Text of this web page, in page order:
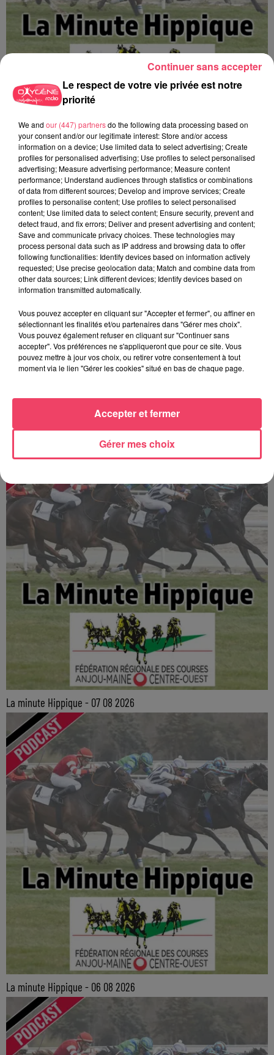
La minute Hippique - 08 08 2026
Sillé-le-Guillaume : une journée de courses au cœur de la forêt
La minute Hippique - 07 08 2026
La minute Hippique - 06 08 2026
Le respect de votre vie privée est notre
priorité
We and our (447) partnersdo the following data processing based on
your consent and/or our legitimate interest: Store and/or access
information on a device; Use limited data to select advertising; Create
profiles for personalised advertising; Use profiles to select personalised
advertising; Measure advertising performance; Measure content
performance; Understand audiences through statistics or combinations
of data from different sources; Develop and improve services; Create
profiles to personalise content; Use profiles to select personalised
content; Use limited data to select content; Ensure security, prevent and
detect fraud, and fix errors; Deliver and present advertising and content;
Save and communicate privacy choices. These technologies may
process personal data such as IP address and browsing data to offer
following functionalities: Identify devices based on information actively
requested; Use precise geolocation data; Match and combine data from
other data sources; Link different devices; Identify devices based on
information transmitted automatically.
Vous pouvez accepter en cliquant sur "Accepter et fermer", ou affiner en
sélectionnant les finalités et/ou partenaires dans "Gérer mes choix".
Vous pouvez également refuser en cliquant sur "Continuer sans
accepter". Vos préférences ne s'appliqueront que pour ce site. Vous
pouvez mettre à jour vos choix, ou retirer votre consentement à tout
moment via le lien "Gérer les cookies" situé en bas de chaque page.
Gérer mes choix
Accepter et fermer
Continuer sans accepter